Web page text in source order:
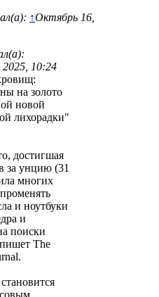
↑Октябрь 16,
10:24
на золото
новой
лихорадки"
достигшая
за унцию (31
многих
и ноутбуки
и
поиски
The